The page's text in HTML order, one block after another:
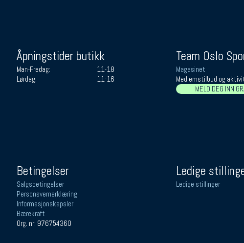
Åpningstider butikk
Man-Fredag:
11-18
Lørdag:
11-16
Team Oslo
Magasinet
Medlemstilbud og
MELD DEG INN
Betingelser
Salgsbetingelser
Personsvernerklæring
Informasjonskapsler
Bærekraft
Org. nr: 976754360
Ledige
Ledige stillinger